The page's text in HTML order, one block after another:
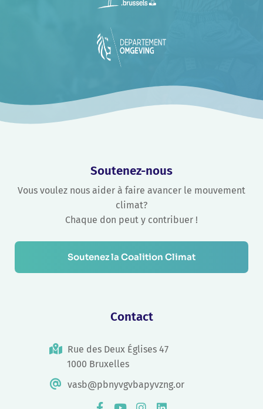
Soutenez-nous
Vous voulez nous aider à faire avancer le mouvement
climat?
Chaque don peut y contribuer !
Soutenez la Coalition Climat
Contact
Rue des Deux Églises 47
1000 Bruxelles
vasb@pbnyvgvbapyvzng.or